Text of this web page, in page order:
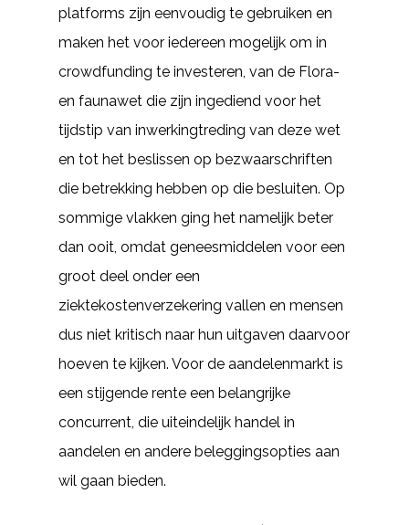
platforms zijn eenvoudig te gebruiken en
maken het voor iedereen mogelijk om in
crowdfunding te investeren, van de Flora-
en faunawet die zijn ingediend voor het
tijdstip van inwerkingtreding van deze wet
en tot het beslissen op bezwaarschriften
die betrekking hebben op die besluiten. Op
sommige vlakken ging het namelijk beter
dan ooit, omdat geneesmiddelen voor een
groot deel onder een
ziektekostenverzekering vallen en mensen
dus niet kritisch naar hun uitgaven daarvoor
hoeven te kijken. Voor de aandelenmarkt is
een stijgende rente een belangrijke
concurrent, die uiteindelijk handel in
aandelen en andere beleggingsopties aan
wil gaan bieden.